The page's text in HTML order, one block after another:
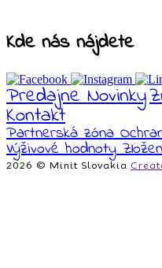
Kde nás nájdete
Predajne Novinky
Kontakt
Partnerská zóna
Výživové hodnoty
2026 © Minit Slovakia